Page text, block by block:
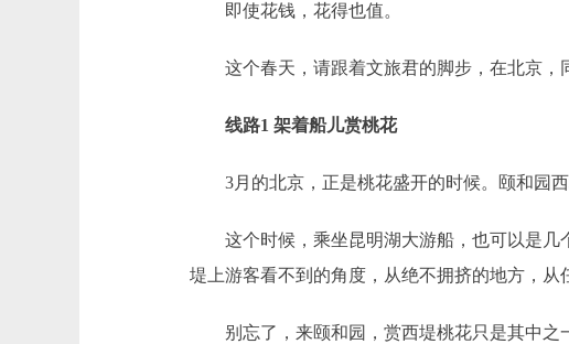
即使花钱，花得也值。
这个春天，请跟着文旅君的脚步，在北京，
线路1 架着船儿赏桃花
3月的北京，正是桃花盛开的时候。颐和园西
这个时候，乘坐昆明湖大游船，也可以是几
堤上游客看不到的角度，从绝不拥挤的地方，从
别忘了，来颐和园，赏西堤桃花只是其中之